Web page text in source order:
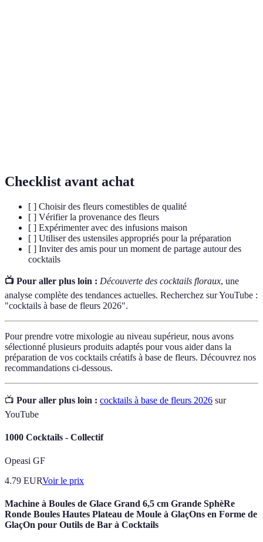
Checklist avant achat
[ ] Choisir des fleurs comestibles de qualité
[ ] Vérifier la provenance des fleurs
[ ] Expérimenter avec des infusions maison
[ ] Utiliser des ustensiles appropriés pour la préparation
[ ] Inviter des amis pour un moment de partage autour des
cocktails
📺 Pour aller plus loin : Découverte des cocktails floraux, une
analyse complète des tendances actuelles. Recherchez sur YouTube :
"cocktails à base de fleurs 2026".
Pour prendre votre mixologie au niveau supérieur, nous avons
sélectionné plusieurs produits adaptés pour vous aider dans la
préparation de vos cocktails créatifs à base de fleurs. Découvrez nos
recommandations ci-dessous.
📺 Pour aller plus loin : cocktails à base de fleurs 2026 sur
YouTube
1000 Cocktails - Collectif
Opeasi GF
4.79 EURVoir le prix
Machine à Boules de Glace Grand 6,5 cm Grande SphèRe
Ronde Boules Hautes Plateau de Moule à GlaçOns en Forme de
GlaçOn pour Outils de Bar à Cocktails